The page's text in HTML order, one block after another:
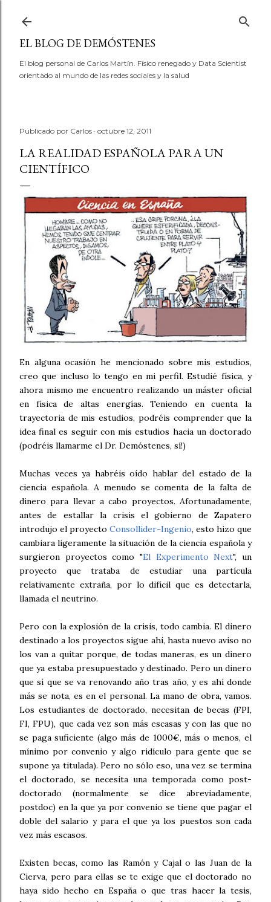
EL BLOG DE DEMÓSTENES
El blog personal de Carlos Martín. Físico renegado y Data Scientist
orientado al mundo de las redes sociales y la salud
Publicado por Carlos octubre 12, 2011
LA REALIDAD ESPAÑOLA PARA UN
CIENTÍFICO
En alguna ocasión he mencionado sobre mis estudios,
creo que incluso lo tengo en mi perfil. Estudié física, y
ahora mismo me encuentro realizando un máster oficial
en física de altas energías. Teniendo en cuenta la
trayectoria de mis estudios, podréis comprender que la
idea final es seguir con mis estudios hacia un doctorado
(podréis llamarme el Dr. Demóstenes, sí!)
Muchas veces ya habréis oído hablar del estado de la
ciencia española. A menudo se comenta de la falta de
dinero para llevar a cabo proyectos. Afortunadamente,
antes de estallar la crisis el gobierno de Zapatero
introdujo el proyecto Consollider-Ingenio, esto hizo que
cambiara ligeramente la situación de la ciencia española y
surgieron proyectos como "El Experimento Next", un
proyecto que trataba de estudiar una partícula
relativamente extraña, por lo difícil que es detectarla,
llamada el neutrino.
Pero con la explosión de la crisis, todo cambia. El dinero
destinado a los proyectos sigue ahí, hasta nuevo aviso no
los van a quitar porque, de todas maneras, es un dinero
que ya estaba presupuestado y destinado. Pero un dinero
que sí que se va renovando año tras año, y es ahí donde
más se nota, es en el personal. La mano de obra, vamos.
Los estudiantes de doctorado, necesitan de becas (FPI,
FI, FPU), que cada vez son más escasas y con las que no
se paga suficiente (algo más de 1000€, más o menos, el
mínimo por convenio y algo ridículo para gente que se
supone ya titulada). Pero no sólo eso, una vez se termina
el doctorado, se necesita una temporada como post-
doctorado (normalmente se dice abreviadamente,
postdoc) en la que ya por convenio se tiene que pagar el
doble del salario y para el que ya los puestos son cada
vez más escasos.
Existen becas, como las Ramón y Cajal o las Juan de la
Cierva, pero para ellas se te exige que el doctorado no
haya sido hecho en España o que tras hacer la tesis,